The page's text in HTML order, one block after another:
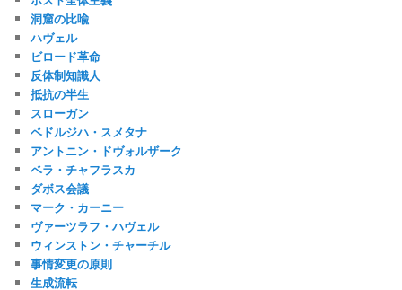
洞窟の比喩
ハヴェル
ビロード革命
反体制知識人
抵抗の半生
スローガン
ベドルジハ・スメタナ
アントニン・ドヴォルザーク
ベラ・チャフラスカ
ダボス会議
マーク・カーニー
ヴァーツラフ・ハヴェル
ウィンストン・チャーチル
事情変更の原則
生成流転